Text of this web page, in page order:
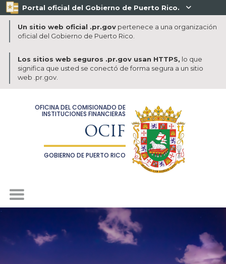
Portal oficial del Gobierno de Puerto Rico. 
Un sitio web oficial .pr.govpertenece a una organización
oficial del Gobierno de Puerto Rico.
Los sitios web seguros .pr.gov usan HTTPS, lo que
significa que usted se conectó de forma segura a un sitio
web .pr.gov.
OFICINA DEL COMISIONADO DE
INSTITUCIONES FINANCIERAS
OCIF
GOBIERNO DE PUERTO RICO